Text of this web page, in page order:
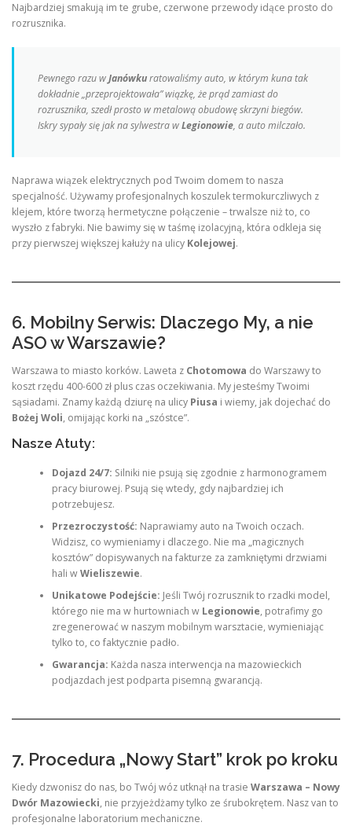
Najbardziej smakują im te grube, czerwone przewody idące prosto do
rozrusznika.
Pewnego razu wJanówkuratowaliśmy auto, w którym kuna tak
dokładnie „przeprojektowała” wiązkę, że prąd zamiast do
rozrusznika, szedł prosto w metalową obudowę skrzyni biegów.
Iskry sypały się jak na sylwestra wLegionowie, a auto milczało.
Naprawa wiązek elektrycznych pod Twoim domem to nasza
specjalność. Używamy profesjonalnych koszulek termokurczliwych z
klejem, które tworzą hermetyczne połączenie – trwalsze niż to, co
wyszło z fabryki. Nie bawimy się w taśmę izolacyjną, która odkleja się
przy pierwszej większej kałuży na ulicy Kolejowej.
6. Mobilny Serwis: Dlaczego My, a nie
ASO w Warszawie?
Warszawa to miasto korków. Laweta z Chotomowa do Warszawy to
koszt rzędu 400-600 zł plus czas oczekiwania. My jesteśmy Twoimi
sąsiadami. Znamy każdą dziurę na ulicy Piusa i wiemy, jak dojechać do
Bożej Woli, omijając korki na „szóstce”.
Nasze Atuty:
Dojazd 24/7: Silniki nie psują się zgodnie z harmonogramem
pracy biurowej. Psują się wtedy, gdy najbardziej ich
potrzebujesz.
Przezroczystość: Naprawiamy auto na Twoich oczach.
Widzisz, co wymieniamy i dlaczego. Nie ma „magicznych
kosztów” dopisywanych na fakturze za zamkniętymi drzwiami
hali wWieliszewie.
Unikatowe Podejście: Jeśli Twój rozrusznik to rzadki model,
którego nie ma w hurtowniach w Legionowie, potrafimy go
zregenerować w naszym mobilnym warsztacie, wymieniając
tylko to, co faktycznie padło.
Gwarancja: Każda nasza interwencja na mazowieckich
podjazdach jest podparta pisemną gwarancją.
7. Procedura „Nowy Start” krok po kroku
Kiedy dzwonisz do nas, bo Twój wóz utknął na trasie Warszawa – Nowy
Dwór Mazowiecki, nie przyjeżdżamy tylko ze śrubokrętem. Nasz van to
profesjonalne laboratorium mechaniczne.